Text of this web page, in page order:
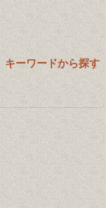
キーワードから探す